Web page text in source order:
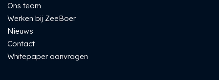
Ons team
Werken bij ZeeBoer
Nieuws
Contact
Whitepaper aanvragen